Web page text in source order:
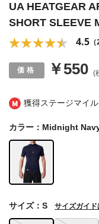
獲得ステージマイ
UA HEATGEAR
SHORT SLEEVE
4.5
￥550 (
カラー：Midnight
サイズ：S サイズガイド